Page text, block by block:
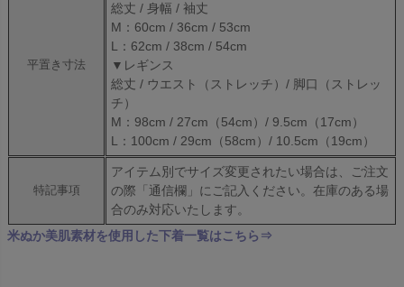
平置き寸法
総丈 / 身幅 / 袖丈
M：60cm / 36cm / 53cm
L：62cm / 38cm / 54cm
▼レギンス
総丈 / ウエスト（ストレッチ）/ 脚口（ストレッ
チ）
M：98cm / 27cm（54cm）/ 9.5cm（17cm）
L：100cm / 29cm（58cm）/ 10.5cm（19cm）
特記事項
アイテム別でサイズ変更されたい場合は、ご注文
の際「通信欄」にご記入ください。在庫のある場
合のみ対応いたします。
米ぬか美肌素材を使用した下着一覧はこちら⇒